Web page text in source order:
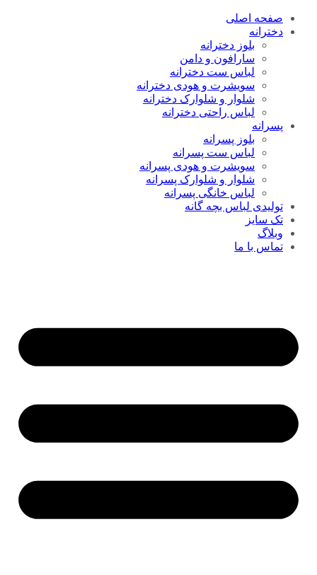
صفحه اصلی
دخترانه
بلوز دخترانه
سارافون و دامن
لباس ست دخترانه
سویشرت و هودی دخترانه
شلوار و شلوارک دخترانه
لباس راحتی دخترانه
پسرانه
بلوز پسرانه
لباس ست پسرانه
سویشرت و هودی پسرانه
شلوار و شلوارک پسرانه
لباس خانگی پسرانه
تولیدی لباس بچه گانه
تک سایز
وبلاگ
تماس با ما